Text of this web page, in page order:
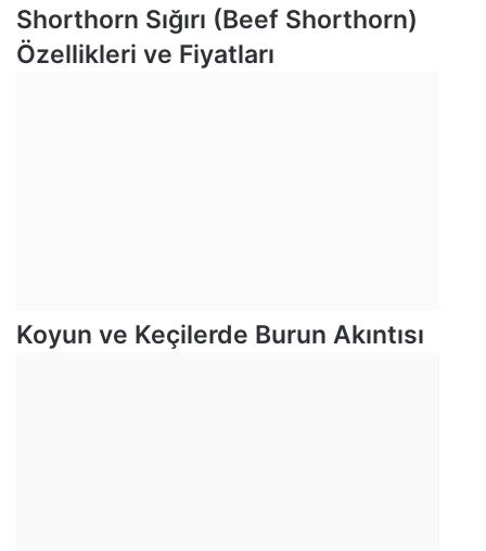
Shorthorn Sığırı (Beef Shorthorn)
Özellikleri ve Fiyatları
Koyun ve Keçilerde Burun Akıntısı